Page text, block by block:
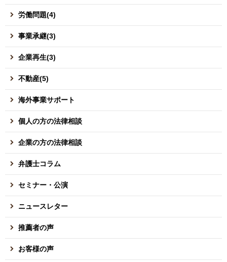
労働問題(4)
事業承継(3)
企業再生(3)
不動産(5)
海外事業サポート
個人の方の法律相談
企業の方の法律相談
弁護士コラム
セミナー・公演
ニュースレター
推薦者の声
お客様の声